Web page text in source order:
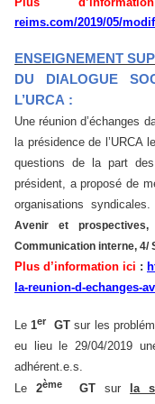
reims.com/2019/05/
ENSEIGNEMENT
DU DIALOGUE
L’URCA :
Une réunion d’échanges
la présidence de l’URCA
questions de la part des
président, a proposé de
organisations
Avenir et
Communication interne,
Plus d’information ici :
la-reunion-d-echanges-
Le1er GT sur les
eu lieu le 29/04/2019
adhérent.e.s.
Le 2èmeGT sur la